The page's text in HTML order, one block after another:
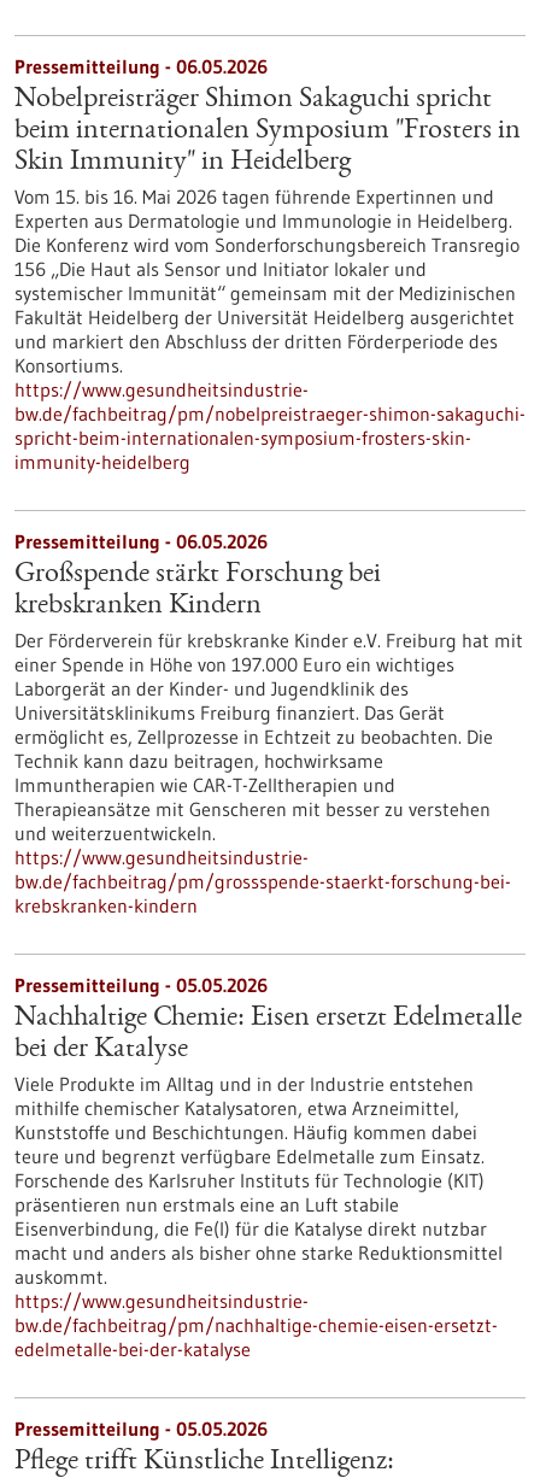
Pressemitteilung - 06.05.2026
Nobelpreisträger Shimon Sakaguchi spricht
beim internationalen Symposium "Frosters in
Skin Immunity" in Heidelberg
Vom 15. bis 16. Mai 2026 tagen führende Expertinnen und
Experten aus Dermatologie und Immunologie in Heidelberg.
Die Konferenz wird vom Sonderforschungsbereich Transregio
156 „Die Haut als Sensor und Initiator lokaler und
systemischer Immunität“ gemeinsam mit der Medizinischen
Fakultät Heidelberg der Universität Heidelberg ausgerichtet
und markiert den Abschluss der dritten Förderperiode des
Konsortiums.
https://www.gesundheitsindustrie-
bw.de/fachbeitrag/pm/nobelpreistraeger-shimon-sakaguchi-
spricht-beim-internationalen-symposium-frosters-skin-
immunity-heidelberg
Pressemitteilung - 06.05.2026
Großspende stärkt Forschung bei
krebskranken Kindern
Der Förderverein für krebskranke Kinder e.V. Freiburg hat mit
einer Spende in Höhe von 197.000 Euro ein wichtiges
Laborgerät an der Kinder- und Jugendklinik des
Universitätsklinikums Freiburg finanziert. Das Gerät
ermöglicht es, Zellprozesse in Echtzeit zu beobachten. Die
Technik kann dazu beitragen, hochwirksame
Immuntherapien wie CAR-T-Zelltherapien und
Therapieansätze mit Genscheren mit besser zu verstehen
und weiterzuentwickeln.
https://www.gesundheitsindustrie-
bw.de/fachbeitrag/pm/grossspende-staerkt-forschung-bei-
krebskranken-kindern
Pressemitteilung - 05.05.2026
Nachhaltige Chemie: Eisen ersetzt Edelmetalle
bei der Katalyse
Viele Produkte im Alltag und in der Industrie entstehen
mithilfe chemischer Katalysatoren, etwa Arzneimittel,
Kunststoffe und Beschichtungen. Häufig kommen dabei
teure und begrenzt verfügbare Edelmetalle zum Einsatz.
Forschende des Karlsruher Instituts für Technologie (KIT)
präsentieren nun erstmals eine an Luft stabile
Eisenverbindung, die Fe(I) für die Katalyse direkt nutzbar
macht und anders als bisher ohne starke Reduktionsmittel
auskommt.
https://www.gesundheitsindustrie-
bw.de/fachbeitrag/pm/nachhaltige-chemie-eisen-ersetzt-
edelmetalle-bei-der-katalyse
Pressemitteilung - 05.05.2026
Pflege trifft Künstliche Intelligenz: